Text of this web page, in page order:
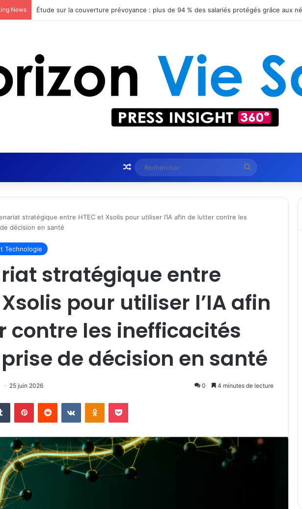
News Actus Nutrition obtient le statut Certified B Corporation™
Article Aléatoire Rechercher
stratégique entre HTEC et Xsolis pour utiliser l’IA afin de lutter contre les
décision en santé
Technologie
stratégique entre
Xsolis pour utiliser l’IA afin
contre les inefficacités
de décision en santé
25 juin 2026 0 4 minutes de lecture
Tumblr PinterestReddit VKontakteOdnoklassniki
Pocket